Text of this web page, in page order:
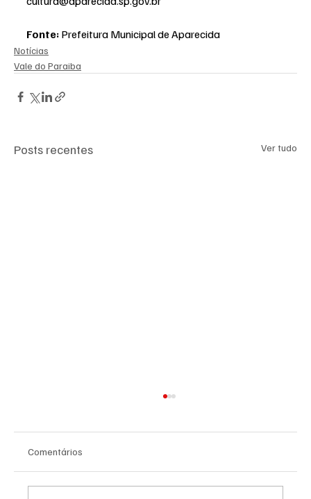
Fonte: Prefeitura Municipal de Aparecida
Notícias
Vale do Paraiba
Posts recentes Ver tudo
Comentários